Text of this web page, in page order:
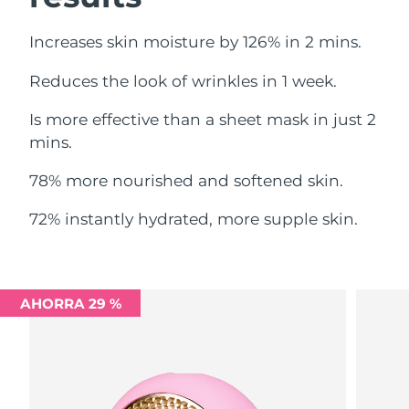
Increases skin moisture by 126% in 2 mins.
Reduces the look of wrinkles in 1 week.
Is more effective than a sheet mask in just 2
mins.
78% more nourished and softened skin.
72% instantly hydrated, more supple skin.
AHORRA 29 %
Filipinas Entrega prevista8/15/26
Polonia Entrega prevista
Portugal Entrega prevista 8/12/26
Catar
Rumanía